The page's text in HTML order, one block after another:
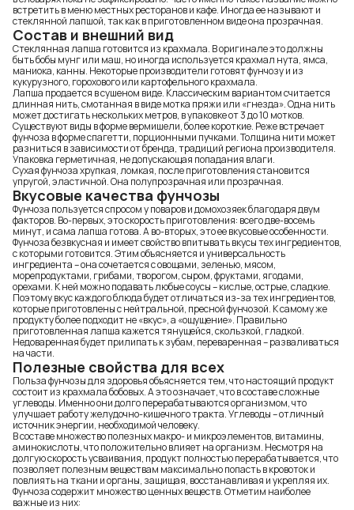
встретить в меню местных ресторанов и кафе. Иногда ее называют и
стеклянной лапшой, так как в приготовленном виде она прозрачная.
Состав и внешний вид
Стеклянная лапша готовится из крахмала. В оригинале это должны
быть бобы мунг или маш, но иногда используется крахмал нута, ямса,
маниока, канны. Некоторые производители готовят фунчозу и из
кукурузного, горохового или картофельного крахмала.
Лапша продается в сушеном виде. Классическим вариантом считается
длинная нить, смотанная в виде мотка пряжи или «гнезда». Одна нить
может достигать нескольких метров, в упаковке от 3 до 10 мотков.
Существуют виды в форме вермишели, более короткие. Реже встречает
фунчоза в форме спагетти, порционными пучками. Толщина нити может
разниться в зависимости от бренда, традиций региона производителя.
Упаковка герметичная, не допускающая попадания влаги.
Сухая фунчоза хрупкая, ломкая, после приготовления становится
упругой, эластичной. Она полупрозрачная или прозрачная.
Вкусовые качества фунчозы
Фунчоза пользуется спросом у поваров и домохозяек благодаря двум
факторов. Во-первых, это скорость приготовления: всего две-восемь
минут, и сама лапша готова. А во-вторых, это ее вкусовые особенности.
Фунчоза безвкусная и имеет свойство впитывать вкусы тех ингредиентов,
с которыми готовится. Этим объясняется и универсальность
ингредиента – она сочетается с овощами, зеленью, мясом,
морепродуктами, грибами, творогом, сыром, фруктами, ягодами,
орехами. К ней можно подавать любые соусы – кислые, острые, сладкие.
Поэтому вкус каждого блюда будет отличаться из-за тех ингредиентов,
которые приготовлены с нейтральной, пресной фунчозой. К самому же
продукту более подходит не «вкус», а «ощущение». Правильно
приготовленная лапша кажется тянущейся, скользкой, гладкой.
Недоваренная будет прилипать к зубам, переваренная – разваливаться
на части.
Полезные свойства для всех
Польза фунчозы для здоровья объясняется тем, что настоящий продукт
состоит из крахмала бобовых. А это означает, что в составе сложные
углеводы. Именно они долго перерабатываются организмом, что
улучшает работу желудочно-кишечного тракта. Углеводы – отличный
источник энергии, необходимой человеку.
В составе множество полезных макро- и микроэлементов, витамины,
аминокислоты, что положительно влияет на организм. Несмотря на
долгую скорость усваивания, продукт полностью перерабатывается, что
позволяет полезным веществам максимально попасть в кровоток и
повлиять на ткани и органы, защищая, восстанавливая и укрепляя их.
Фунчоза содержит множество ценных веществ. Отметим наиболее
важные из них: